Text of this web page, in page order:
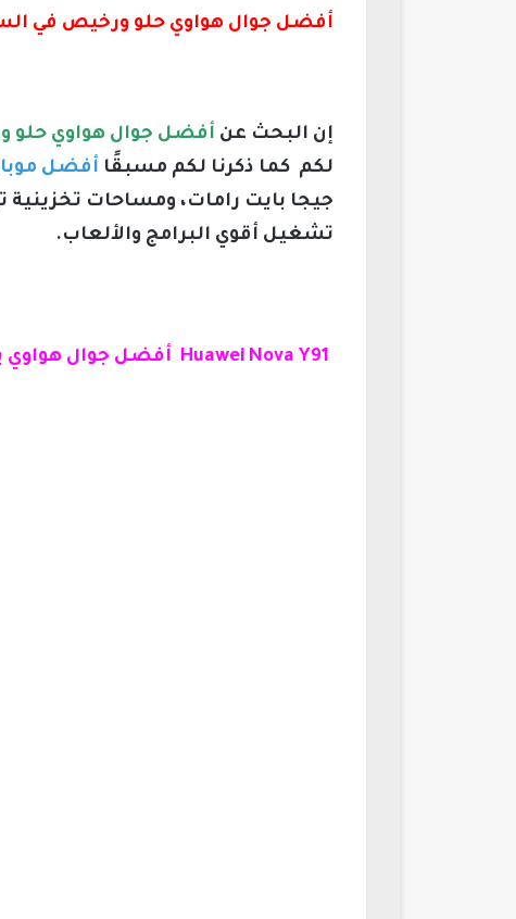
أفضل جوال هواوي حلو ورخيص في
إن البحث عن أفضل جوال هواوي حلو
لكم كما ذكرنا لكم مسبقًا أفضل موبايل
تشغيل أقوي البرامج والألعاب.